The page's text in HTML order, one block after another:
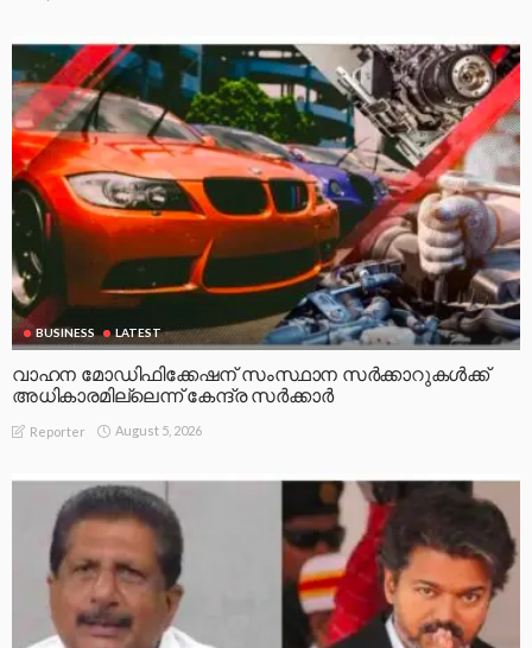
BUSINESS LATEST
വാഹന മോഡിഫിക്കേഷന് സംസ്ഥാന സർക്കാറുകൾക്ക്
അധികാരമില്ലെന്ന് കേന്ദ്ര സർക്കാർ
Reporter August 5, 2026